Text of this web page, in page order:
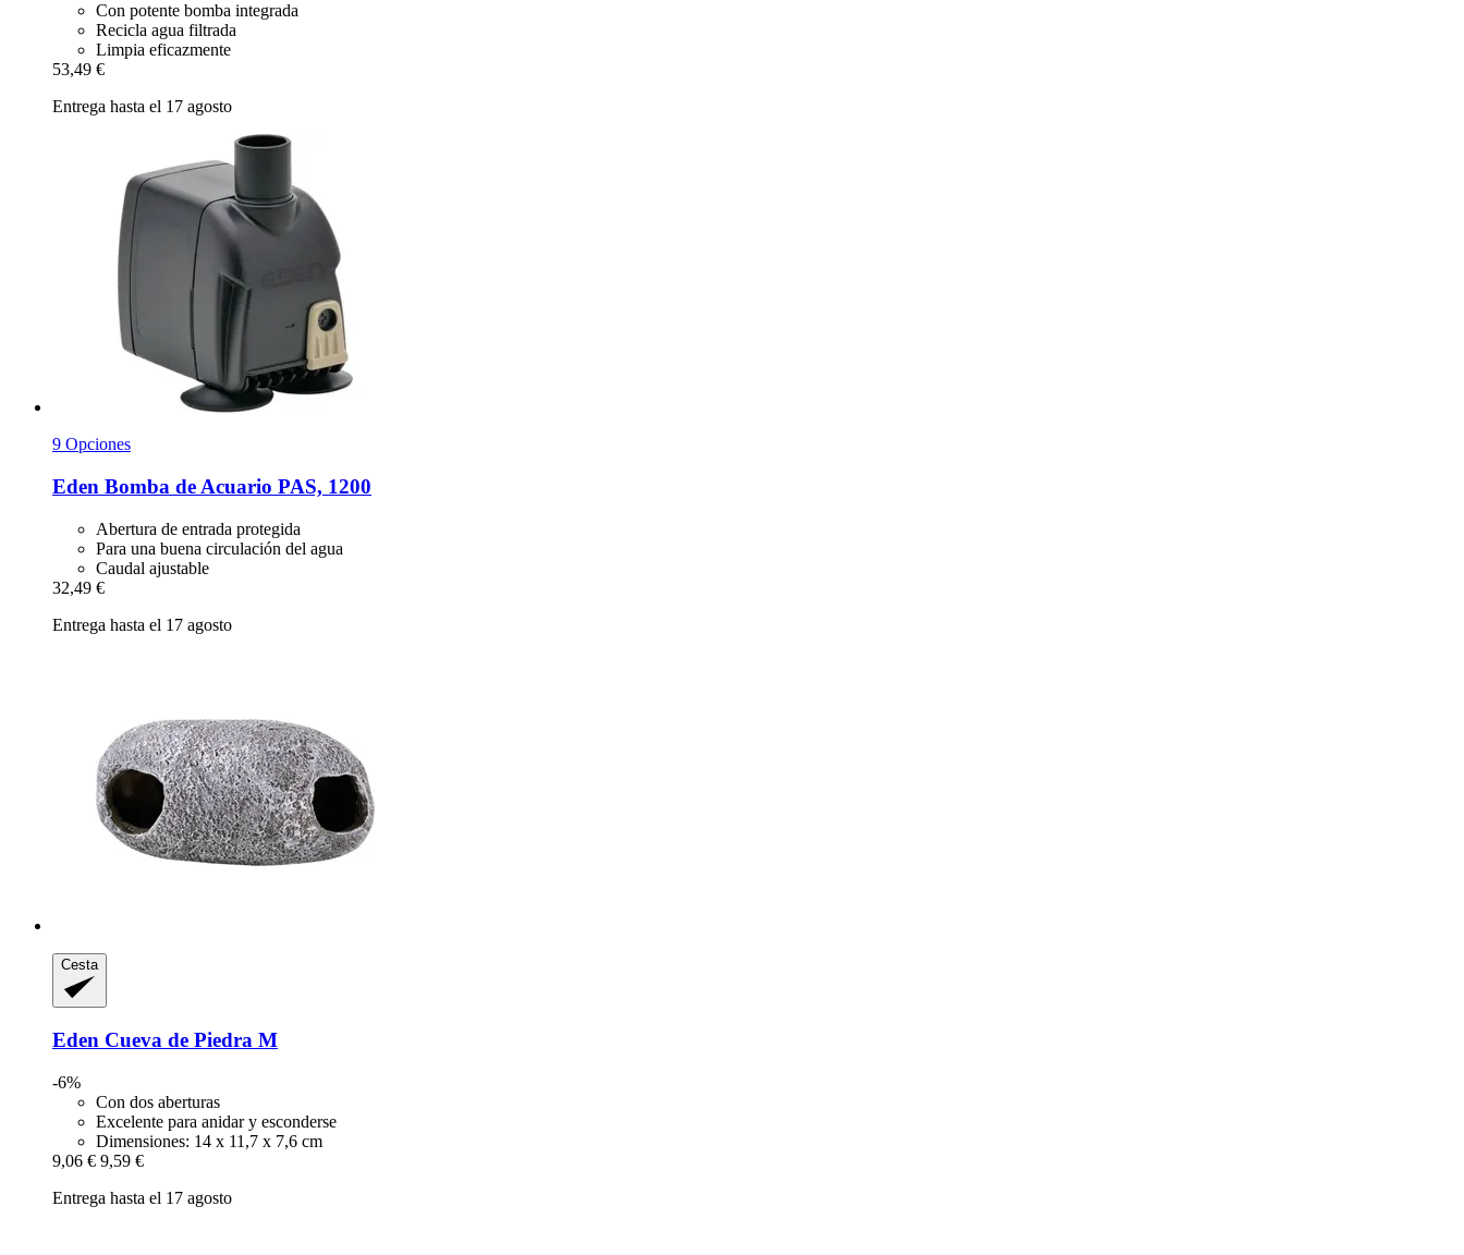
Con potente bomba integrada
Recicla agua filtrada
Limpia eficazmente
53,49 €
Entrega hasta el 17 agosto
9 Opciones
Eden Bomba de Acuario PAS, 1200
Abertura de entrada protegida
Para una buena circulación del agua
Caudal ajustable
32,49 €
Entrega hasta el 17 agosto
Cesta
Eden Cueva de Piedra M
-6%
Con dos aberturas
Excelente para anidar y esconderse
Dimensiones: 14 x 11,7 x 7,6 cm
9,06 € 9,59 €
Entrega hasta el 17 agosto